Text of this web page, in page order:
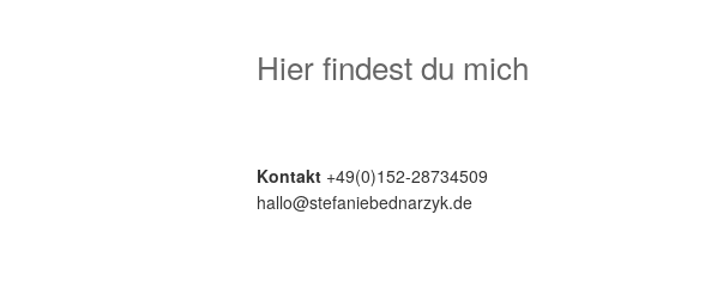
Hier findest du mich
Kontakt +49(0)152-28734509
hallo@stefaniebednarzyk.de